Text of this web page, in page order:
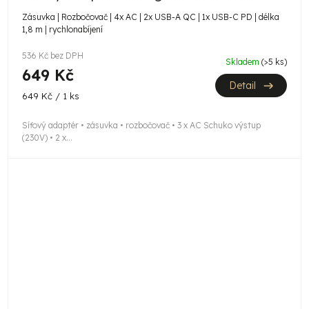
Zásuvka | Rozbočovač | 4x AC | 2x USB-A QC | 1x USB-C PD | délka
1,8 m | rychlonabíjení
536 Kč bez DPH
649 Kč
Měrná
649 Kč / 1 ks
Skladem (>5 ks)
Detail
Síťový adaptér • zásuvka • rozbočovač • 3 x AC Schuko výstup
(230V) • 2 x...